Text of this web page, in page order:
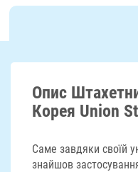
Опис
Корея Union
Саме завдяки своїй
знайшов